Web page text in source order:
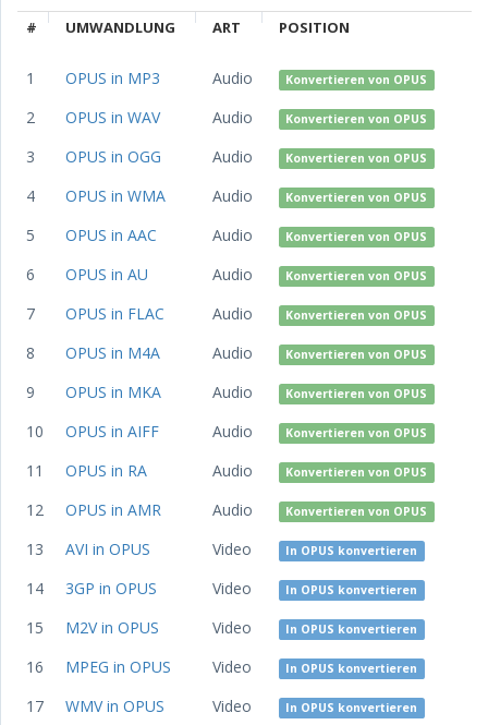
# UMWANDLUNG ART POSITION
1 OPUS in MP3 Audio Konvertieren von OPUS
2 OPUS in WAV Audio Konvertieren von OPUS
3 OPUS in OGG Audio Konvertieren von OPUS
4 OPUS in WMA Audio Konvertieren von OPUS
5 OPUS in AAC Audio Konvertieren von OPUS
6 OPUS in AU Audio Konvertieren von OPUS
7 OPUS in FLAC Audio Konvertieren von OPUS
8 OPUS in M4A Audio Konvertieren von OPUS
9 OPUS in MKA Audio Konvertieren von OPUS
10 OPUS in AIFF Audio Konvertieren von OPUS
11 OPUS in RA Audio Konvertieren von OPUS
12 OPUS in AMR Audio Konvertieren von OPUS
13 AVI in OPUS Video In OPUS konvertieren
14 3GP in OPUS Video In OPUS konvertieren
15 M2V in OPUS Video In OPUS konvertieren
16 MPEG in OPUS Video In OPUS konvertieren
17 WMV in OPUS Video In OPUS konvertieren